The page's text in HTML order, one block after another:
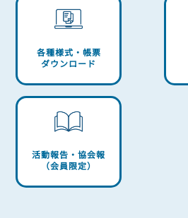
各種様式・帳票
ダウンロード
活動報告・協会報
（会員限定）